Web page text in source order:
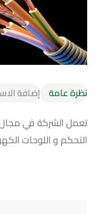
نظرة عامة إضافة
تعمل الشركة في
التحكم و اللوحات